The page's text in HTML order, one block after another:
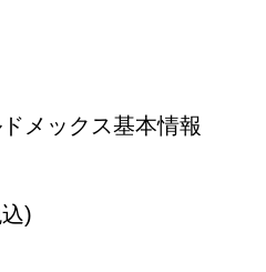
メックス基本情報
)